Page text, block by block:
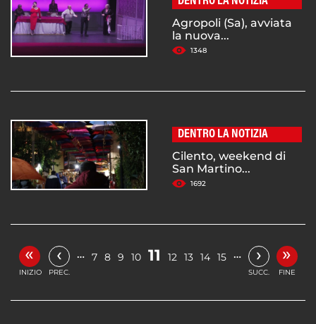
Agropoli (Sa), avviata
la nuova...
1348
DENTRO LA NOTIZIA
Cilento, weekend di
San Martino...
1692
«
INIZIO
‹
PREC.
… 7 8 9 10 11 12 13 14 15 … ›
SUCC.
»
FINE